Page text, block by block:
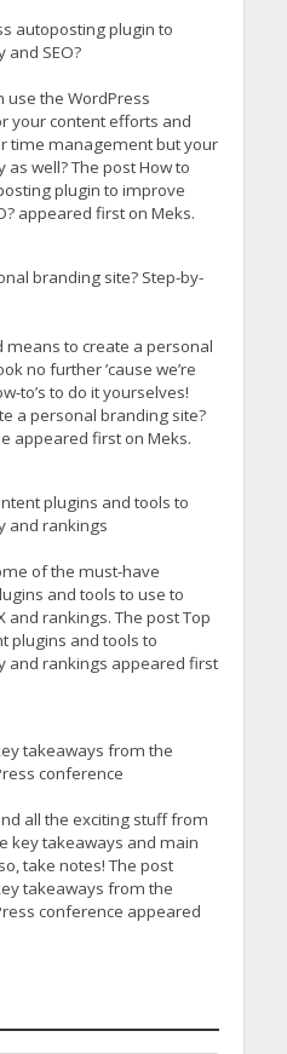
autoposting plugin to
SEO?
use the WordPress
your content efforts and
time management but your
well? The post How to
plugin to improve
appeared first on Meks.
branding site? Step-by-
means to create a personal
no further ’cause we’re
to’s to do it yourselves!
a personal branding site?
appeared first on Meks.
plugins and tools to
and rankings
of the must-have
and tools to use to
and rankings. The post Top
plugins and tools to
and rankings appeared first
takeaways from the
conference
all the exciting stuff from
key takeaways and main
take notes! The post
takeaways from the
conference appeared